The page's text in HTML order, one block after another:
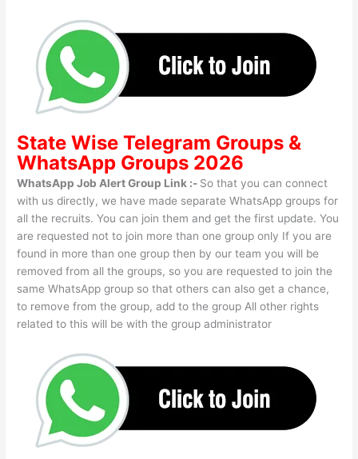
State WiseTelegram Groups &
WhatsApp Groups 2026
WhatsApp Job Alert Group Link :- So that you can connect
with us directly, we have made separate WhatsApp groups for
all the recruits. You can join them and get the first update. You
are requested not to join more than one group only If you are
found in more than one group then by our team you will be
removed from all the groups, so you are requested to join the
same WhatsApp group so that others can also get a chance,
to remove from the group, add to the group All other rights
related to this will be with the group administrator